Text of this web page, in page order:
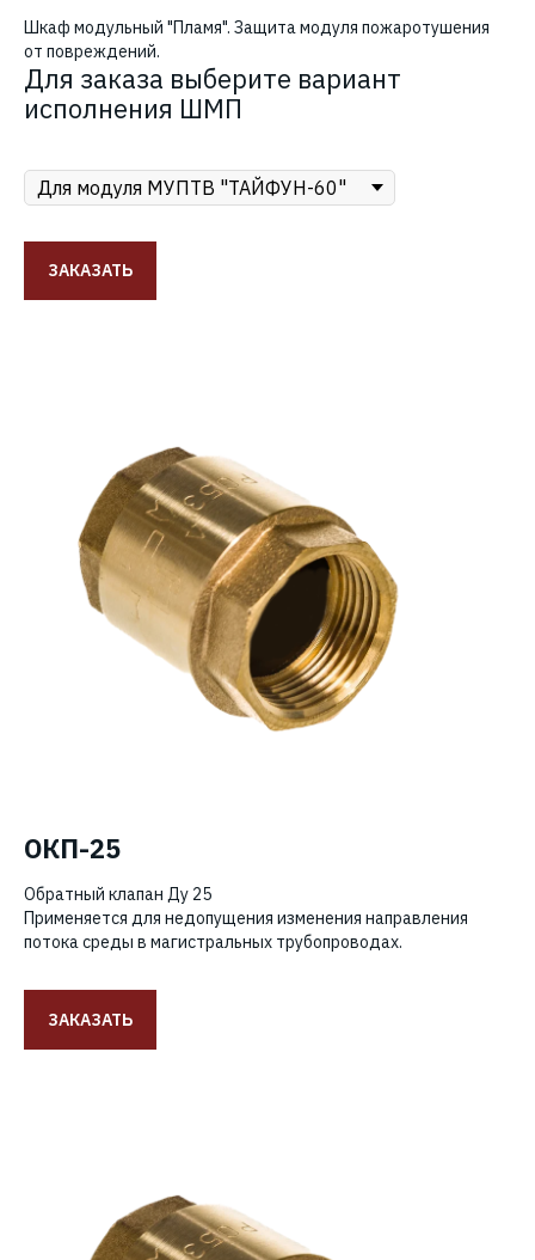
Шкаф модульный "Пламя". Защита модуля пожаротушения
от повреждений.
Для заказа выберите вариант
исполнения ШМП
ЗАКАЗАТЬ
ОКП-25
Обратный клапан Ду 25
Применяется для недопущения изменения направления
потока среды в магистральных трубопроводах.
ЗАКАЗАТЬ